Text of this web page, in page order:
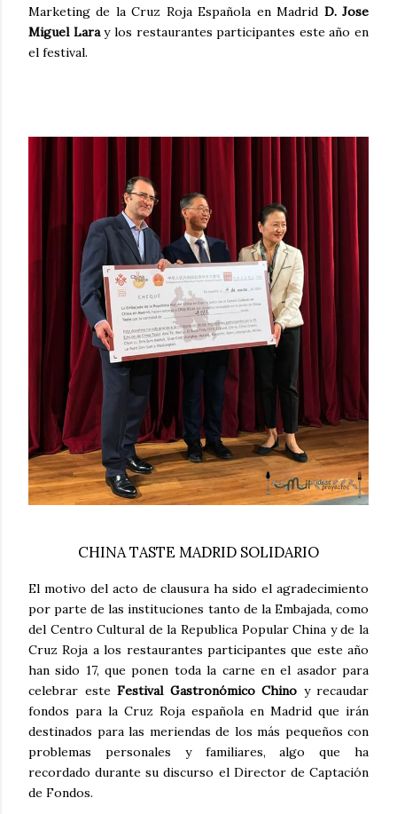
Marketing de la Cruz Roja Española en Madrid D. Jose
Miguel Laray los restaurantes participantes este año en
el festival.
CHINA TASTE MADRID SOLIDARIO
El motivo del acto de clausura ha sido el agradecimiento
por parte de las instituciones tanto de la Embajada, como
del Centro Cultural de la Republica Popular China y de la
Cruz Roja a los restaurantes participantes que este año
han sido 17, que ponen toda la carne en el asador para
celebrar este Festival Gastronómico Chino y recaudar
fondos para la Cruz Roja española en Madrid que irán
destinados para las meriendas de los más pequeños con
problemas personales y familiares, algo que ha
recordado durante su discurso el Director de Captación
de Fondos.